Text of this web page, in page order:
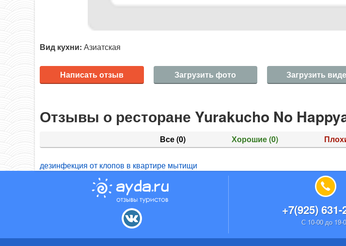
Вид кухни: Азиатская
Написать отзыв Загрузить фото Загрузить
Отзывы о ресторане Yurakucho No
Все(0) Хорошие(0)
дезинфекция от клопов в квартире мытищи
+7(925) 631-
С 10-00 до 19-